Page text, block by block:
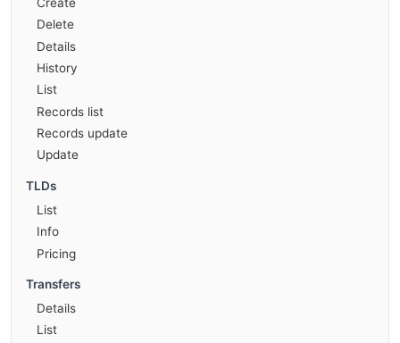
Delete
Details
History
List
Records list
Records update
Update
TLDs
List
Info
Pricing
Transfers
Details
List